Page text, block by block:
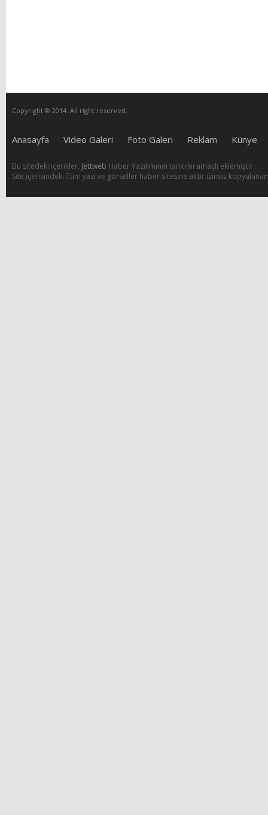
Copyright © 2014. All right reserved.
Anasayfa Video Galeri Foto Galeri Reklam Künye
Bu sitedeki içerikler, Jettweb Haber Yazılımının tanıtımı amaçlı eklemiştir.
Site içerisindeki Tüm yazı ve görseller haber sitesine aittir izinsiz